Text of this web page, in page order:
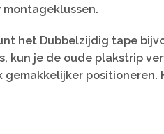
montageklussen.
het Dubbelzijdig tape
kun je de oude plakstrip
gemakkelijker